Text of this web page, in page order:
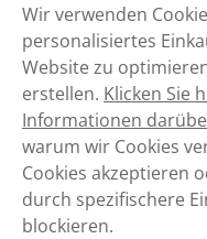
Mo/Di: 08:30-17 Uhr
14-15) Fr:
Kundendienst
Wir verwenden
personalisiertes
Website zu
erstellen. Klicken Sie
Informationen
warum wir Cookies
Cookies akzeptieren
durch spezifischere
blockieren.